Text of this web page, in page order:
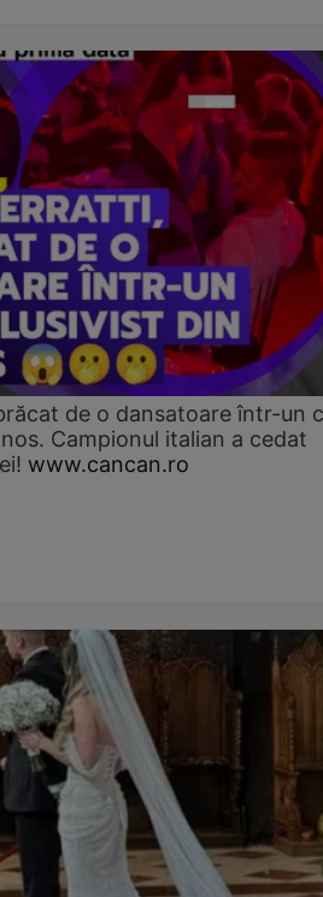
de o dansatoare într-un
Campionul italian a cedat
www.cancan.ro